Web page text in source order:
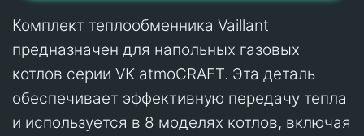
Комплект теплообменника Vaillant
предназначен для напольных газовых
котлов серии VK atmoCRAFT. Эта деталь
обеспечивает эффективную передачу тепла
и используется в 8 моделях котлов, включая